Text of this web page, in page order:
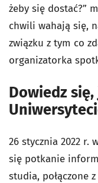
żeby się dostać?”
chwili wahają się,
związku z tym co
organizatorka
Dowiedz
26 stycznia 2022 r.
się potkanie
studia, połączone